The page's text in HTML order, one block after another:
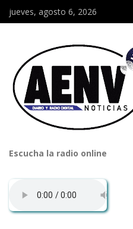
jueves, agosto 6, 2026
Escucha la radio online